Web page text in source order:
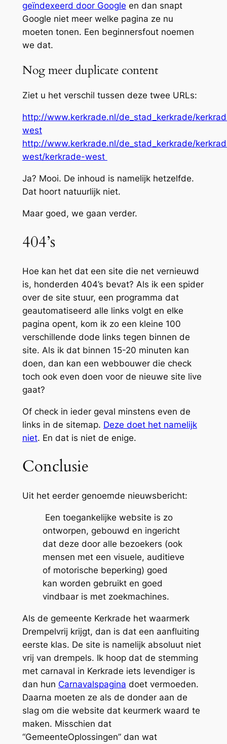
geïndexeerd door Google en dan snapt
Google niet meer welke pagina ze nu
moeten tonen. Een beginnersfout noemen
we dat.
Nog meer duplicate content
Ziet u het verschil tussen deze twee URLs:
http://www.kerkrade.nl/de_stad_kerkrade/
west
http://www.kerkrade.nl/de_stad_kerkrade/
west/kerkrade-west
Ja? Mooi. De inhoud is namelijk hetzelfde.
Dat hoort natuurlijk niet.
Maar goed, we gaan verder.
404’s
Hoe kan het dat een site die net vernieuwd
is, honderden 404’s bevat? Als ik een spider
over de site stuur, een programma dat
geautomatiseerd alle links volgt en elke
pagina opent, kom ik zo een kleine 100
verschillende dode links tegen binnen de
site. Als ik dat binnen 15-20 minuten kan
doen, dan kan een webbouwer die check
toch ook even doen voor de nieuwe site live
gaat?
Of check in ieder geval minstens even de
links in de sitemap. Deze doet het namelijk
niet. En dat is niet de enige.
Conclusie
Uit het eerder genoemde nieuwsbericht:
Een toegankelijke website is zo
ontworpen, gebouwd en ingericht
dat deze door alle bezoekers (ook
mensen met een visuele, auditieve
of motorische beperking) goed
kan worden gebruikt en goed
vindbaar is met zoekmachines.
Als de gemeente Kerkrade het waarmerk
Drempelvrij krijgt, dan is dat een aanfluiting
eerste klas. De site is namelijk absoluut niet
vrij van drempels. Ik hoop dat de stemming
met carnaval in Kerkrade iets levendiger is
dan hun Carnavalspagina doet vermoeden.
Daarna moeten ze als de donder aan de
slag om die website dat keurmerk waard te
maken. Misschien dat
“GemeenteOplossingen” dan wat